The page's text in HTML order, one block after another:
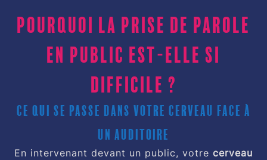
Pourquoi la prise de parole
en public est-elle si
difficile ?
Ce qui se passe dans votre cerveau face à
un auditoire
En intervenant devant un public, votre cerveau